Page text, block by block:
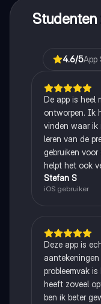
4.6/5App
De app is heel
ontworpen. Ik
vinden waar ik
leren van de
gebruiken
helpt het ook
Stefan S
iOS gebruiker
Deze app is
aantekeningen
probleemvak
heeft zoveel
ben ik beter